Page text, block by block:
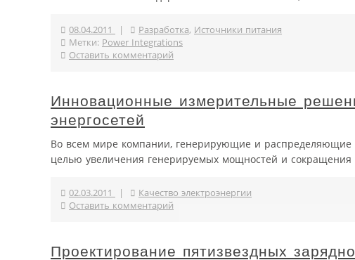
08.04.2011 | Разработка, Источники питания
Метки: Power Integrations
Оставить комментарий
Инновационные измерительные
энергосетей
Во всем мире компании, генерирующие и распределяющие
целью увеличения генерируемых мощностей и сокращения
02.03.2011 |
Качество электроэнергии
Оставить комментарий
Проектирование пятизвездных